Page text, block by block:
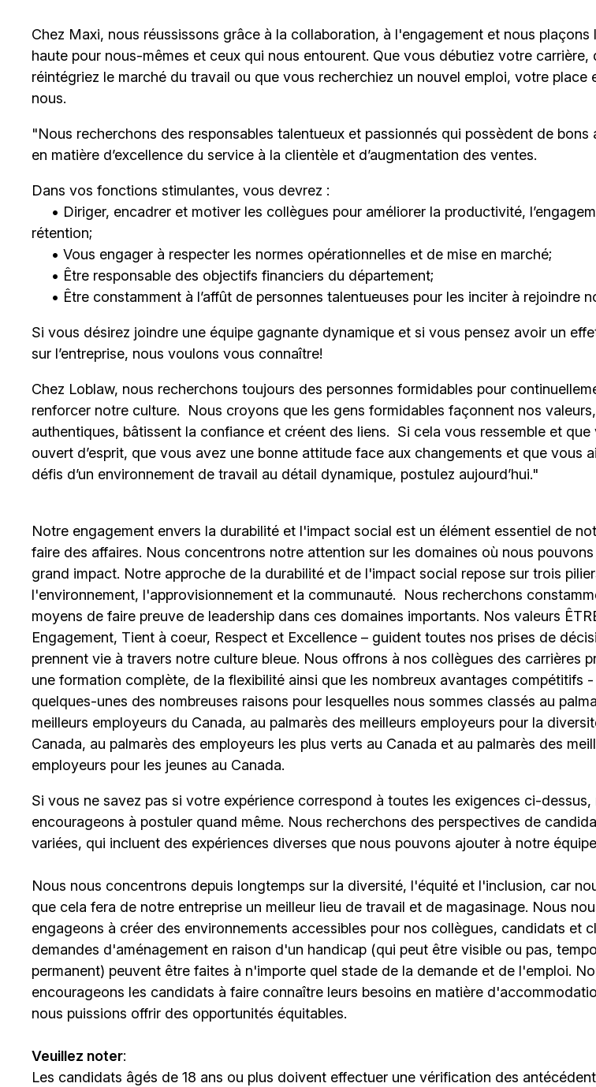
Chez Maxi, nous réussissons grâce à la collaboration, à l'engagement et nous plaçons
haute pour nous-mêmes et ceux qui nous entourent. Que vous débutiez votre carrière,
réintégriez le marché du travail ou que vous recherchiez un nouvel emploi, votre place
nous.
"Nous recherchons des responsables talentueux et passionnés qui possèdent de bons
en matière d’excellence du service à la clientèle et d’augmentation des ventes.
Dans vos fonctions stimulantes, vous devrez :
• Diriger, encadrer et motiver les collègues pour améliorer la productivité,
rétention;
• Vous engager à respecter les normes opérationnelles et de mise en marché;
• Être responsable des objectifs financiers du département;
• Être constamment à l’affût de personnes talentueuses pour les inciter à rejoindre
Si vous désirez joindre une équipe gagnante dynamique et si vous pensez avoir un
sur l’entreprise, nous voulons vous connaître!
Chez Loblaw, nous recherchons toujours des personnes formidables pour
renforcer notre culture. Nous croyons que les gens formidables façonnent nos
authentiques, bâtissent la confiance et créent des liens. Si cela vous ressemble et que
ouvert d’esprit, que vous avez une bonne attitude face aux changements et que vous
défis d’un environnement de travail au détail dynamique, postulez aujourd’hui."
Notre engagement envers la durabilité et l'impact social est un élément essentiel de
faire des affaires. Nous concentrons notre attention sur les domaines où nous
grand impact. Notre approche de la durabilité et de l'impact social repose sur trois
l'environnement, l'approvisionnement et la communauté.
Nous recherchons
moyens de faire preuve de leadership dans ces domaines importants. Nos valeurs
Engagement, Tient à coeur, Respect et Excellence – guident toutes nos prises de
prennent vie à travers notre culture bleue. Nous offrons à nos collègues des carrières
une formation complète, de la flexibilité ainsi que les nombreux avantages compétitifs
quelques-unes des nombreuses raisons pour lesquelles nous sommes classés au
meilleurs employeurs du Canada, au palmarès des meilleurs employeurs pour la
Canada, au palmarès des employeurs les plus verts au Canada et au palmarès des
employeurs pour les jeunes au Canada.
Si vous ne savez pas si votre expérience correspond à toutes les exigences ci-dessus,
encourageons à postuler quand même. Nous recherchons des perspectives de
variées, qui incluent des expériences diverses que nous pouvons ajouter à notre
Nous nous concentrons depuis longtemps sur la diversité, l'équité et l'inclusion, car
que cela fera de notre entreprise un meilleur lieu de travail et de magasinage. Nous
engageons à créer des environnements accessibles pour nos collègues, candidats et
demandes d'aménagement en raison d'un handicap (qui peut être visible ou pas,
permanent) peuvent être faites à n'importe quel stade de la demande et de l'emploi.
encourageons les candidats à faire connaître leurs besoins en matière
nous puissions offrir des opportunités équitables.
Veuillez noter:
Les candidats âgés de 18 ans ou plus doivent effectuer une vérification des